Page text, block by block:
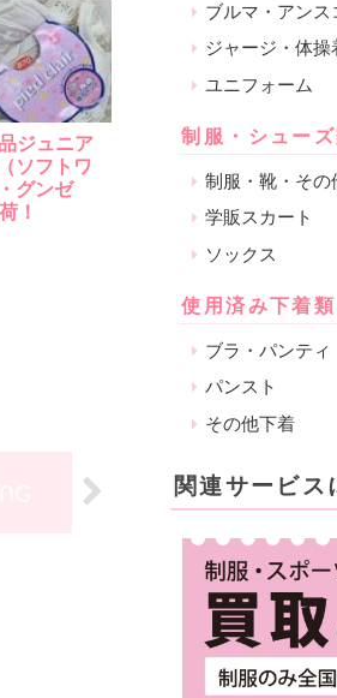
ジュニア
ソフトワ
グンゼ
！
ブルマ・アンス
ジャージ・体操
ユニフォーム
制服・シューズ
制服・靴・その
学販スカート
ソックス
使用済み下着類
ブラ・パンティ
パンスト
その他下着
関連サービス